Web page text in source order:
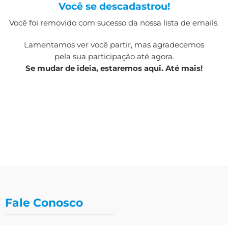
Você se descadastrou!
Você foi removido com sucesso da nossa lista de emails.
Lamentamos ver você partir, mas agradecemos
pela sua participação até agora.
Se mudar de ideia, estaremos aqui. Até mais!
Fale Conosco